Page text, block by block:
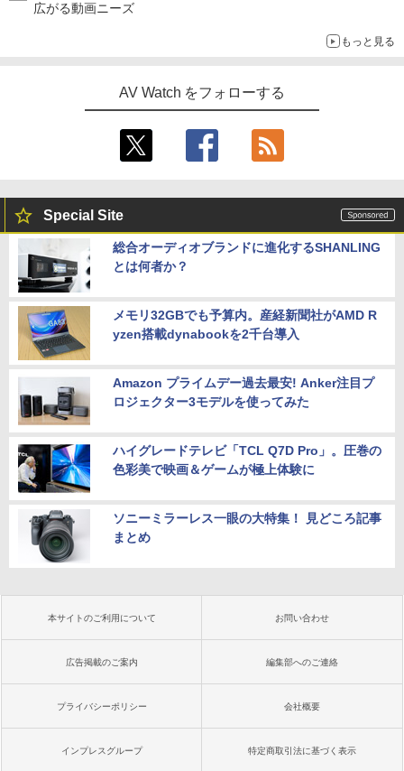
広がる動画ニーズ
もっと見る
AV Watch をフォローする
Special Site
総合オーディオブランドに進化するSHANLING
とは何者か？
メモリ32GBでも予算内。産経新聞社がAMD R
yzen搭載dynabookを2千台導入
Amazon プライムデー過去最安! Anker注目プ
ロジェクター3モデルを使ってみた
ハイグレードテレビ「TCL Q7D Pro」。圧巻の
色彩美で映画＆ゲームが極上体験に
ソニーミラーレス一眼の大特集！ 見どころ記事
まとめ
本サイトのご利用について お問い合わせ
広告掲載のご案内 編集部へのご連絡
プライバシーポリシー 会社概要
インプレスグループ 特定商取引法に基づく表示